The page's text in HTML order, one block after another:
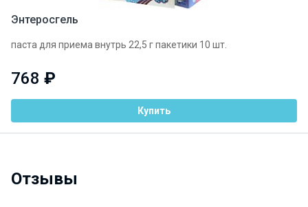
Энтеросгель
паста для приема внутрь 22,5 г пакетики 10 шт.
768 ₽
Купить
Отзывы